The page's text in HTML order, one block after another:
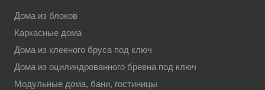
Дома из блоков
Каркасные дома
Дома из клееного бруса под ключ
Дома из оцилиндрованного бревна под ключ
Модульные дома, бани, гостиницы